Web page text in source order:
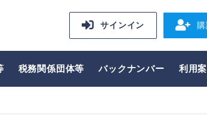
サインイン
税務関係団体等 バックナンバー 利用